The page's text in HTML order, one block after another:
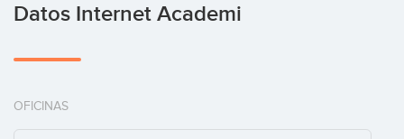
Datos Internet Academi
OFICINAS